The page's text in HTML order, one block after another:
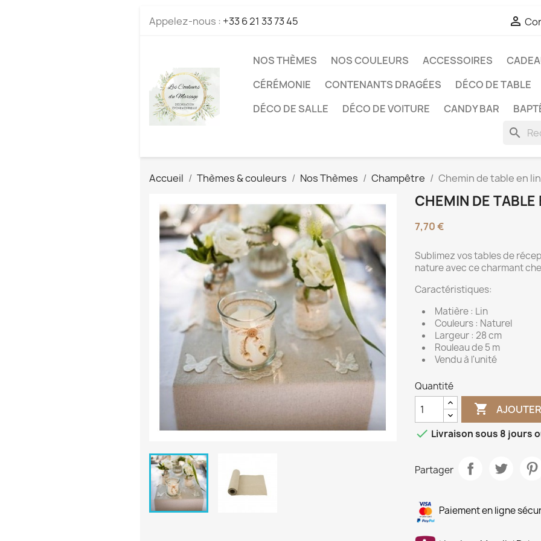
Appelez-nous : +33 6 21 33 73 45 
NOS THÈMES NOS COULEURS ACCESSOIRES
CÉRÉMONIE
CONTENANTS DRAGÉES DÉCO DE TABLE
DÉCO DE SALLE
DÉCO DE VOITURE CANDY BAR
search
Accueil Thèmes & couleurs Nos Thèmes Champêtre Chemin de table en lin
CHEMIN DE TABLE
7,70 €
Sublimez vos tables de
nature avec ce charmant
Caractéristiques:
Matière : Lin
Couleurs : Naturel
Largeur : 28 cm
Rouleau de 5 m
Vendu à l'unité
Quantité

 Livraison sous 8 jours
Partager
Paiement en ligne